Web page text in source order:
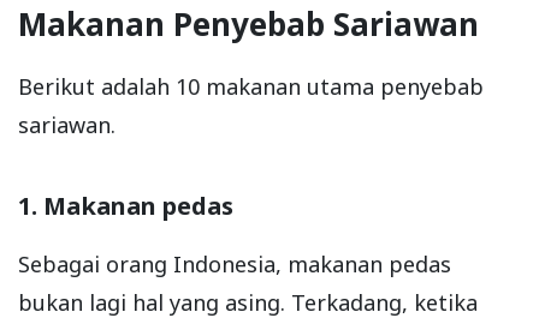
Makanan Penyebab Sariawan
Berikut adalah 10 makanan utama penyebab
sariawan.
1. Makanan pedas
Sebagai orang Indonesia, makanan pedas
bukan lagi hal yang asing. Terkadang, ketika